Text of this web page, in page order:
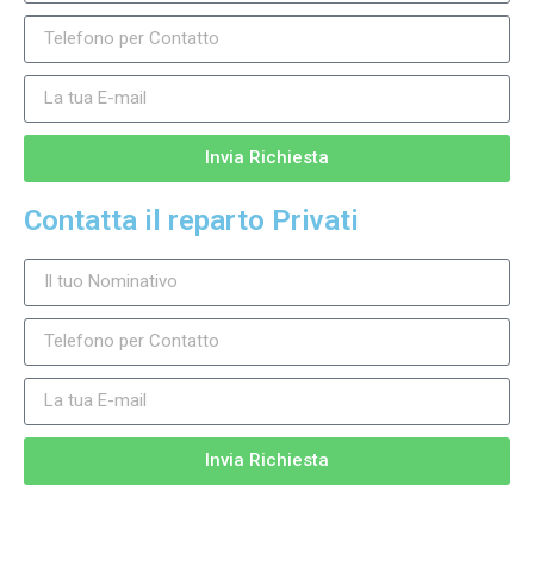
Invia Richiesta
Contatta il reparto Privati
Invia Richiesta